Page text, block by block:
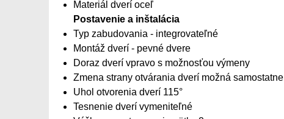
Materiál dverí oceľ
Postavenie a inštalácia
Typ zabudovania - integrovateľné
Montáž dverí - pevné dvere
Doraz dverí vpravo s možnosťou výmeny
Zmena strany otvárania dverí možná samostatne
Uhol otvorenia dverí 115°
Tesnenie dverí vymeniteľné